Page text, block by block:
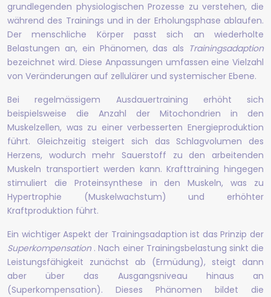
grundlegenden physiologischen Prozesse zu verstehen, die
während des Trainings und in der Erholungsphase ablaufen.
Der menschliche Körper passt sich an wiederholte
Belastungen an, ein Phänomen, das als Trainingsadaption
bezeichnet wird. Diese Anpassungen umfassen eine Vielzahl
von Veränderungen auf zellulärer und systemischer Ebene.
Bei regelmässigem Ausdauertraining erhöht sich
beispielsweise die Anzahl der Mitochondrien in den
Muskelzellen, was zu einer verbesserten Energieproduktion
führt. Gleichzeitig steigert sich das Schlagvolumen des
Herzens, wodurch mehr Sauerstoff zu den arbeitenden
Muskeln transportiert werden kann. Krafttraining hingegen
stimuliert die Proteinsynthese in den Muskeln, was zu
Hypertrophie (Muskelwachstum) und erhöhter
Kraftproduktion führt.
Ein wichtiger Aspekt der Trainingsadaption ist das Prinzip der
Superkompensation . Nach einer Trainingsbelastung sinkt die
Leistungsfähigkeit zunächst ab (Ermüdung), steigt dann
aber über das Ausgangsniveau hinaus an
(Superkompensation). Dieses Phänomen bildet die